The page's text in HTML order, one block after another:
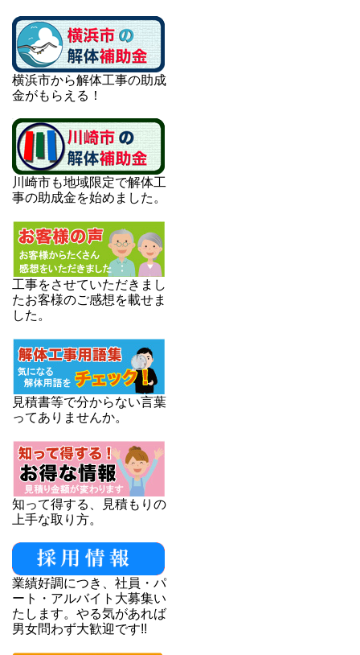
横浜市から解体工事の助成
金がもらえる！
川崎市も地域限定で解体工
事の助成金を始めました。
工事をさせていただきまし
たお客様のご感想を載せま
した。
見積書等で分からない言葉
ってありませんか。
知って得する、見積もりの
上手な取り方。
業績好調につき、社員・パ
ート・アルバイト大募集い
たします。やる気があれば
男女問わず大歓迎です!!